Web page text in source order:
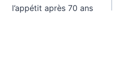
l’appétit après 70 ans